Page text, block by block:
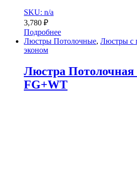
SKU: n/a
3,780 ₽
Подробнее
Люстры Потолочные, Люстры с
эконом
Люстра Потолочная
FG+WT